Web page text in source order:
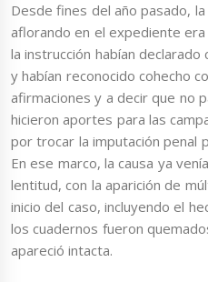
Desde fines del año pasado,
aflorando en el expediente
la instrucción habían
y habían reconocido cohecho
afirmaciones y a decir que no
hicieron aportes para las
por trocar la imputación penal
En ese marco, la causa ya
lentitud, con la aparición de
inicio del caso, incluyendo el
los cuadernos fueron
apareció intacta.